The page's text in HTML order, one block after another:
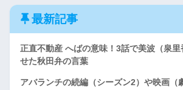
最新記事
正直不動産 へばの意味！3話で美波（泉
せた秋田弁の言葉
アバランチの続編（シーズン2）や映画（